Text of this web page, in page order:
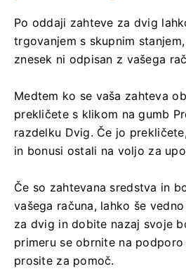
Po oddaji zahteve za dvig
trgovanjem s skupnim
znesek ni odpisan z vašega
Medtem ko se vaša zahteva
prekličete s klikom na gumb
razdelku Dvig. Če jo
in bonusi ostali na voljo za
Če so zahtevana sredstva in
vašega računa, lahko še
za dvig in dobite nazaj svoje
primeru se obrnite na
prosite za pomoč.